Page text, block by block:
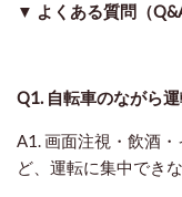
▼ よくある質問（
Q1. 自転車のながら
A1. 画面注視・飲酒
ど、運転に集中でき